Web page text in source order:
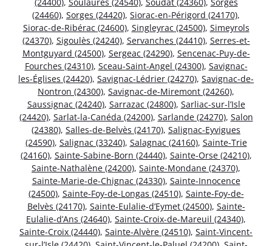
(24460), Sorges (24420), Siorac-en-Périgord (24170),
Siorac-de-Ribérac (24600), Singleyrac (24500), Simeyrols
(24370), Sigoulès (24240), Servanches (24410), Serres-et-
Montguyard (24500), Sergeac (24290), Sencenac-Puy-de-
Fourches (24310), Sceau-Saint-Angel (24300), Savignac-
les-Églises (24420), Savignac-Lédrier (24270), Savignac-de-
Nontron (24300), Savignac-de-Miremont (24260),
Saussignac (24240), Sarrazac (24800), Sarliac-sur-l’Isle
(24420), Sarlat-la-Canéda (24200), Sarlande (24270), Salon
(24380), Salles-de-Belvès (24170), Salignac-Eyvigues
(24590), Salignac (33240), Salagnac (24160), Sainte-Trie
(24160), Sainte-Sabine-Born (24440), Sainte-Orse (24210),
Sainte-Nathalène (24200), Sainte-Mondane (24370),
Sainte-Marie-de-Chignac (24330), Sainte-Innocence
(24500), Sainte-Foy-de-Longas (24510), Sainte-Foy-de-
Belvès (24170), Sainte-Eulalie-d’Eymet (24500), Sainte-
Eulalie-d’Ans (24640), Sainte-Croix-de-Mareuil (24340),
Sainte-Croix (24440), Sainte-Alvère (24510), Saint-Vincent-